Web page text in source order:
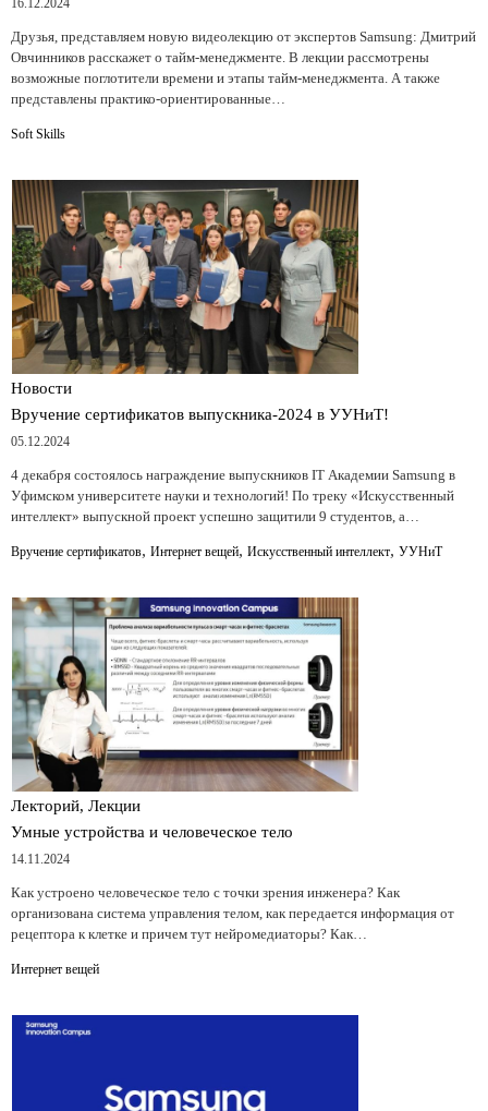
Друзья, представляем новую видеолекцию от экспертов Samsung: Дмитрий
Овчинников расскажет о тайм-менеджменте. В лекции рассмотрены
возможные поглотители времени и этапы тайм-менеджмента. А также
представлены практико-ориентированные…
Soft Skills
Новости
Вручение сертификатов выпускника-2024 в УУНиТ!
05.12.2024
4 декабря состоялось награждение выпускников IT Академии Samsung в
Уфимском университете науки и технологий! По треку «Искусственный
интеллект» выпускной проект успешно защитили 9 студентов, а…
Вручение сертификатов, Интернет вещей, Искусственный интеллект, УУНиТ
Лекторий, Лекции
Умные устройства и человеческое тело
14.11.2024
Как устроено человеческое тело с точки зрения инженера? Как
организована система управления телом, как передается информация от
рецептора к клетке и причем тут нейромедиаторы? Как…
Интернет вещей